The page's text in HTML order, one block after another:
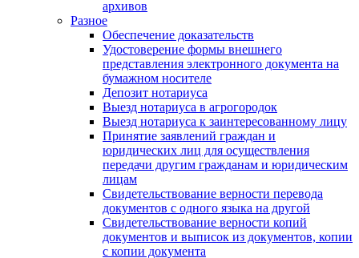
архивов
Разное
Обеспечение доказательств
Удостоверение формы внешнего
представления электронного документа на
бумажном носителе
Депозит нотариуса
Выезд нотариуса в агрогородок
Выезд нотариуса к заинтересованному лицу
Принятие заявлений граждан и
юридических лиц для осуществления
передачи другим гражданам и юридическим
лицам
Свидетельствование верности перевода
документов с одного языка на другой
Свидетельствование верности копий
документов и выписок из документов, копии
с копии документа